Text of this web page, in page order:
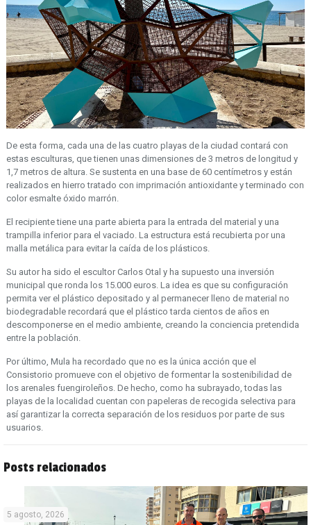
De esta forma, cada una de las cuatro playas de la ciudad contará con
estas esculturas, que tienen unas dimensiones de 3 metros de longitud y
1,7 metros de altura. Se sustenta en una base de 60 centímetros y están
realizados en hierro tratado con imprimación antioxidante y terminado con
color esmalte óxido marrón.
El recipiente tiene una parte abierta para la entrada del material y una
trampilla inferior para el vaciado. La estructura está recubierta por una
malla metálica para evitar la caída de los plásticos.
Su autor ha sido el escultor Carlos Otal y ha supuesto una inversión
municipal que ronda los 15.000 euros. La idea es que su configuración
permita ver el plástico depositado y al permanecer lleno de material no
biodegradable recordará que el plástico tarda cientos de años en
descomponerse en el medio ambiente, creando la conciencia pretendida
entre la población.
Por último, Mula ha recordado que no es la única acción que el
Consistorio promueve con el objetivo de formentar la sostenibilidad de
los arenales fuengiroleños. De hecho, como ha subrayado, todas las
playas de la localidad cuentan con papeleras de recogida selectiva para
así garantizar la correcta separación de los residuos por parte de sus
usuarios.
Posts relacionados
5 agosto, 2026